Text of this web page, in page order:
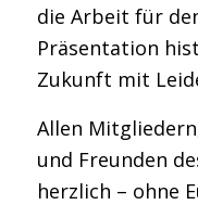
die Arbeit für
Präsentation
Zukunft mit
Allen
und Freunden
herzlich – ohne